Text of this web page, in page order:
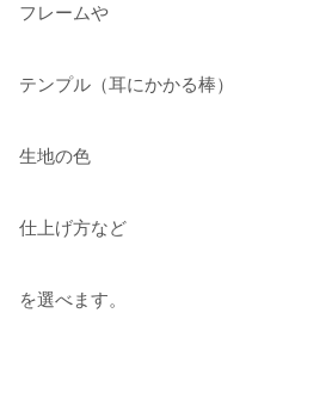
フレームや
テンプル（耳にかかる棒）
生地の色
仕上げ方など
を選べます。